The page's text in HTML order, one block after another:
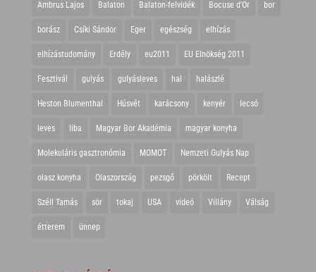
Ambrus Lajos Balaton Balaton-felvidék Bocuse d'Or bor
borász Csíki Sándor Eger egészség elhízás
elhízástudomány Erdély eu2011 EU Elnökség 2011
Fesztivál gulyás gulyásleves hal halászlé
Heston Blumenthal Húsvét karácsony kenyér lecsó
leves liba Magyar Bor Akadémia magyar konyha
Molekuláris gasztronómia MOMOT Nemzeti Gulyás Nap
olasz konyha Olaszország pezsgő pörkölt Recept
Széll Tamás sör tokaj USA videó Villány Válság
étterem ünnep